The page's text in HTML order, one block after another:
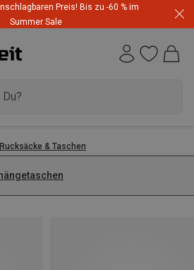
Preis! Bis zu -60 % im
Summer Sale
Rucksäcke & Taschen